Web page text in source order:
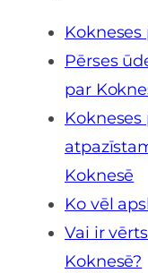
Pērses
par
Koknesē
Ko vēl
Vai ir
Koknesē?